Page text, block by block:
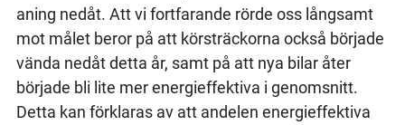
aning nedåt. Att vi fortfarande rörde oss långsamt
mot målet beror på att körsträckorna också började
vända nedåt detta år, samt på att nya bilar åter
började bli lite mer energieffektiva i genomsnitt.
Detta kan förklaras av att andelen energieffektiva